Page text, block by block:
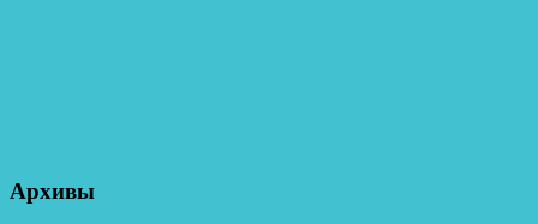
Архивы